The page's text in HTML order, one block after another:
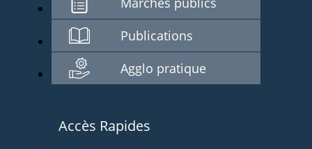
Publications
Agglo pratique
Accès Rapides